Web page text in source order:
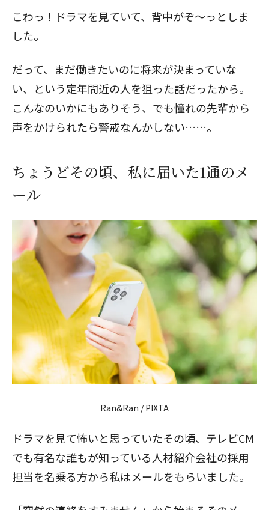
こわっ！ドラマを見ていて、背中がぞ～っとしま
した。
だって、まだ働きたいのに将来が決まっていな
い、という定年間近の人を狙った話だったから。
こんなのいかにもありそう、でも憧れの先輩から
声をかけられたら警戒なんかしない……。
ちょうどその頃、私に届いた1通のメ
ール
Ran&Ran / PIXTA
ドラマを見て怖いと思っていたその頃、テレビCM
でも有名な誰もが知っている人材紹介会社の採用
担当を名乗る方から私はメールをもらいました。